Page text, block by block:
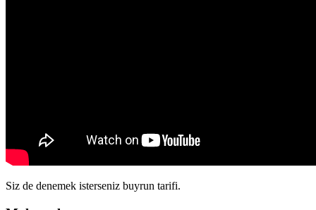
Siz de denemek isterseniz buyrun tarifi.